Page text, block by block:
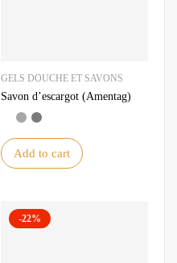
GELS DOUCHE ET SAVONS
Savon d’escargot (Amentag)
Add to cart
-22%